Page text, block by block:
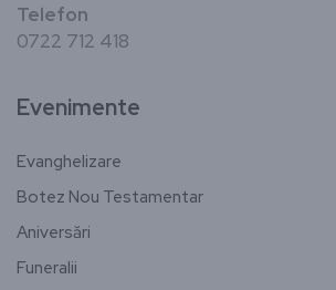
Telefon
0722 712 418
Evenimente
Evanghelizare
Botez Nou Testamentar
Aniversări
Funeralii